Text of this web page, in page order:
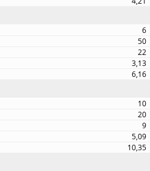
6
50
22
3,13
6,16
10
20
9
5,09
10,35